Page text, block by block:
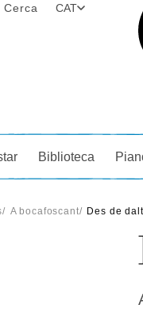
Cerca CAT
Biblioteca
/ A bocafoscant/ Des de dalt